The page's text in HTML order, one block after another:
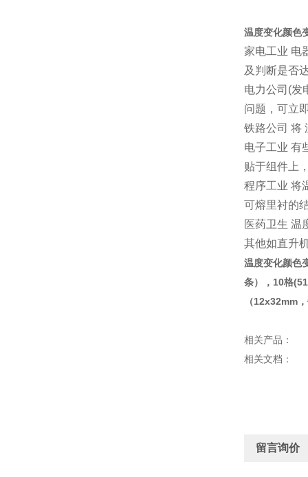
温度变化颜色
家电工业 电
及判断是否
电力公司(发
问题，可立
铁路公司 将
电子工业 有
贴于组件上
程序工业 将
可熔里衬的
医药卫生 温
其他如直升
温度变化颜色
条），10格
（12x32mm
相关产品：
相关文档：
留言询价